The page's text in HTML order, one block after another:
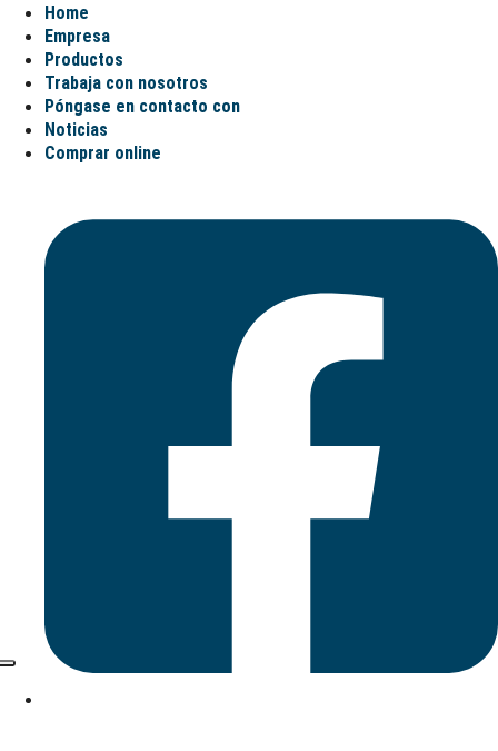
Home
Empresa
Productos
Trabaja con nosotros
Póngase en contacto con
Noticias
Comprar online